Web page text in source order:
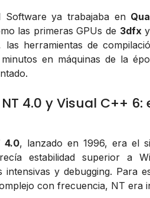
Software ya trabajaba en
las primeras GPUs de 3dfxy
las herramientas de
en máquinas de la
4.0 y Visual C++
4.0, lanzado en 1996, era el
estabilidad superior a
intensivas y debugging. Para
con frecuencia, NT era